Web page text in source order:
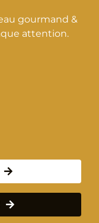
gourmand &
attention.